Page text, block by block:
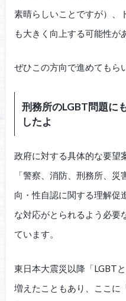
素晴らしいことですが）、
も大きく向上する可能性が
ぜひこの方向で進めてもら
刑務所のLGBT問題に
したよ
政府に対する具体的な要望
「警察、消防、刑務所、
向・性自認に関する理解促
な対応がとられるよう必要
ています。
東日本大震災以降「LGBT
増えたこともあり、ここに